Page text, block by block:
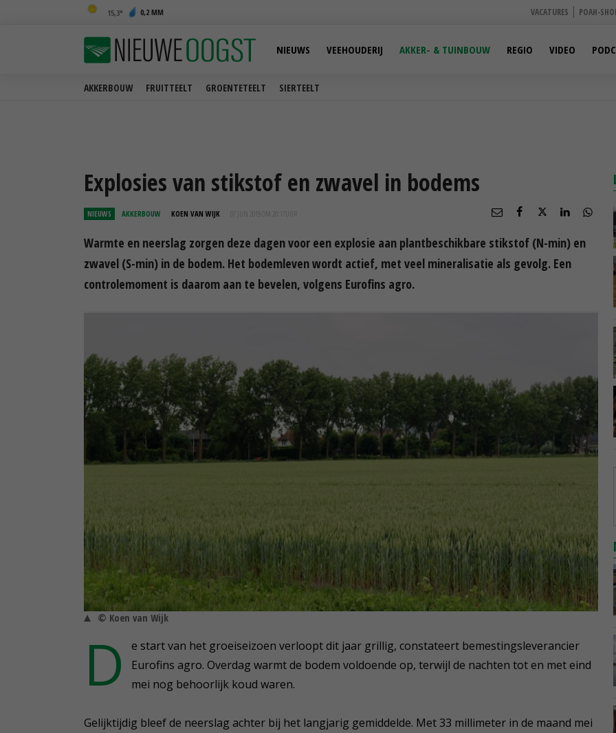
15,3 0,2 MM VACATURES POAH-
AKKERBOUW FRUITTEELT GROENTETEELT SIERTEELT
NIEUWS VEEHOUDERIJ AKKER- & TUINBOUW REGIO VIDEO
Explosies van stikstof en zwavel in bodems
NIEUWS AKKERBOUW KOEN VAN WIJK 07 JUN 2019 OM 20:17
Warmte en neerslag zorgen deze dagen voor een explosie aan plantbeschikbare stikstof (N-min) en
zwavel (S-min) in de bodem. Het bodemleven wordt actief, met veel mineralisatie als gevolg. Een
controlemoment is daarom aan te bevelen, volgens Eurofins agro.
© Koen van Wijk
D
e start van het groeiseizoen verloopt dit jaar grillig, constateert bemestingsleverancier
Eurofins agro. Overdag warmt de bodem voldoende op, terwijl de nachten tot en met eind
mei nog behoorlijk koud waren.
Gelijktijdig bleef de neerslag achter bij het langjarig gemiddelde. Met 33 millimeter in de maand mei